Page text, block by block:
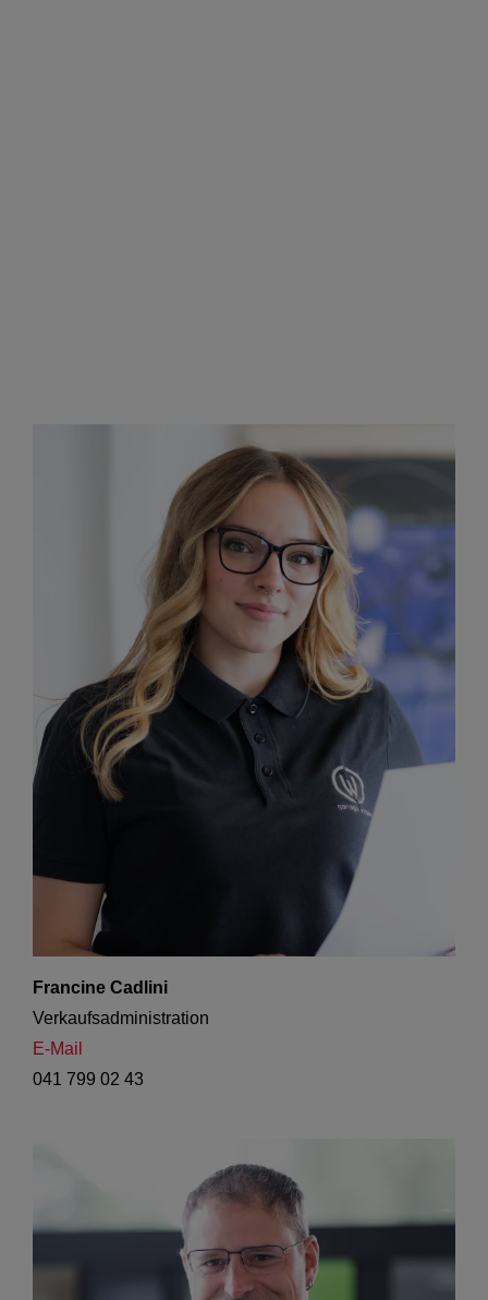
Francine Cadlini
Verkaufsadministration
E-Mail
041 799 02 43